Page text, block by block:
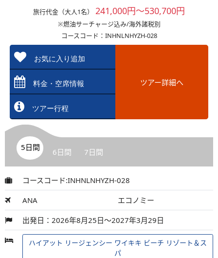
旅行代金（大人1名） 241,000円～530,700円
※燃油サーチャージ込み/海外諸税別
コースコード：INHNLNHYZH-028
お気に入り追加
料金・空席情報
ツアー行程
ツアー詳細へ
5日間 6日間 7日間
コースコード:INHNLNHYZH-028
ANA エコノミー
出発日：2026年8月25日～2027年3月29日
ハイアット リージェンシー ワイキキ ビーチ リゾート＆ス
パ